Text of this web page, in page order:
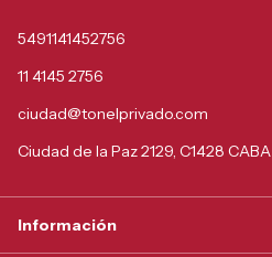
5491141452756
11 4145 2756
ciudad@tonelprivado.com
Ciudad de la Paz 2129, C1428 CABA
Información